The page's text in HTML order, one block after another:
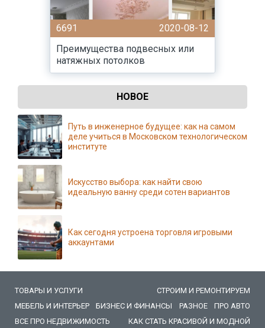
6691
2020-08-12
Преимущества подвесных или
натяжных потолков
НОВОЕ
Путь в инженерное будущее: как на самом
деле учиться в Московском технологическом
институте
Искусство выбора: как найти свою
идеальную ванну среди сотен вариантов
Как сегодня устроена торговля игровыми
аккаунтами
ТОВАРЫ И УСЛУГИ
СТРОИМ И РЕМОНТИРУЕМ
МЕБЕЛЬ И ИНТЕРЬЕР
БИЗНЕС И ФИНАНСЫ РАЗНОЕ
ПРО АВТО
ВСЕ ПРО НЕДВИЖИМОСТЬ
КАК СТАТЬ КРАСИВОЙ И МОДНОЙ